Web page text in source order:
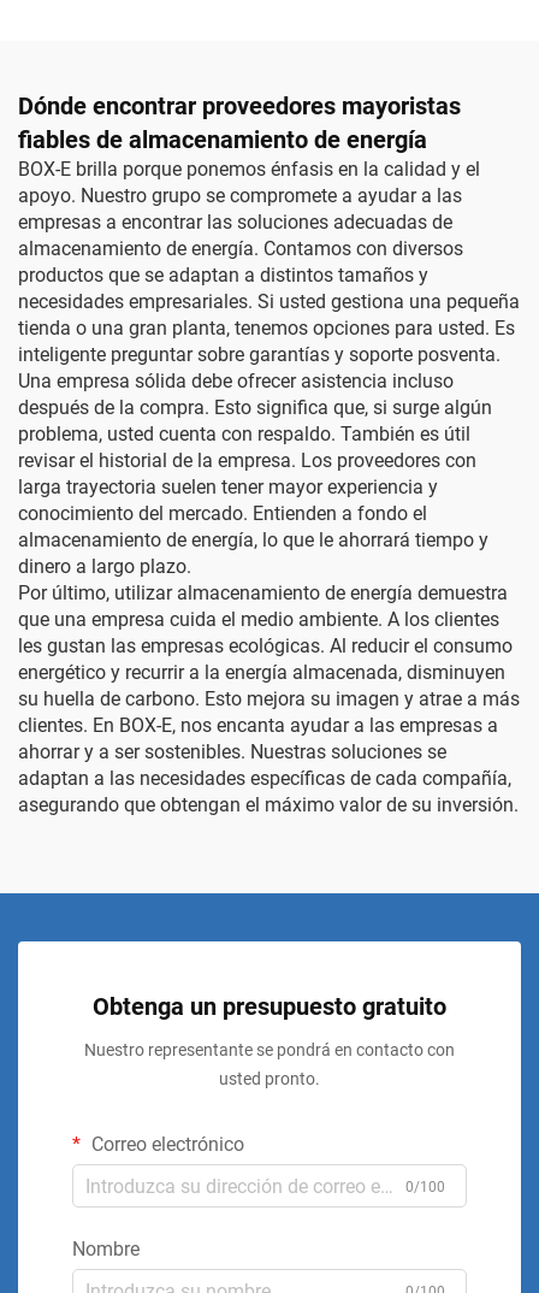
Dónde encontrar proveedores mayoristas
fiables de almacenamiento de energía
BOX-E brilla porque ponemos énfasis en la calidad y el
apoyo. Nuestro grupo se compromete a ayudar a las
empresas a encontrar las soluciones adecuadas de
almacenamiento de energía. Contamos con diversos
productos que se adaptan a distintos tamaños y
necesidades empresariales. Si usted gestiona una pequeña
tienda o una gran planta, tenemos opciones para usted. Es
inteligente preguntar sobre garantías y soporte posventa.
Una empresa sólida debe ofrecer asistencia incluso
después de la compra. Esto significa que, si surge algún
problema, usted cuenta con respaldo. También es útil
revisar el historial de la empresa. Los proveedores con
larga trayectoria suelen tener mayor experiencia y
conocimiento del mercado. Entienden a fondo el
almacenamiento de energía, lo que le ahorrará tiempo y
dinero a largo plazo.
Por último, utilizar almacenamiento de energía demuestra
que una empresa cuida el medio ambiente. A los clientes
les gustan las empresas ecológicas. Al reducir el consumo
energético y recurrir a la energía almacenada, disminuyen
su huella de carbono. Esto mejora su imagen y atrae a más
clientes. En BOX-E, nos encanta ayudar a las empresas a
ahorrar y a ser sostenibles. Nuestras soluciones se
adaptan a las necesidades específicas de cada compañía,
asegurando que obtengan el máximo valor de su inversión.
Obtenga un presupuesto gratuito
Nuestro representante se pondrá en contacto con
usted pronto.
Correo electrónico
0/100
Nombre